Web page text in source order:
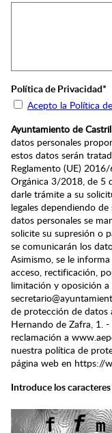
Política de Privacidad*
Acepto la Política
Ayuntamiento de Castril
datos personales
estos datos serán
Reglamento (UE)
Orgánica 3/2018, de 5
darle trámite a su
legales dependiendo
datos personales se
solicite su supresión o
se comunicarán los
Asimismo, se le
acceso, rectificación,
limitación y oposición
de protección de datos
Hernando de Zafra, 1.
reclamación a
nuestra política de
página web en https://
Introduce los